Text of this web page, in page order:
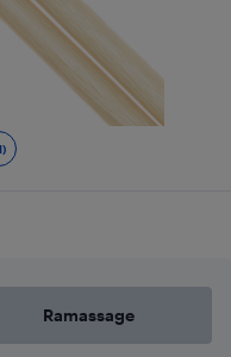
Ramassage